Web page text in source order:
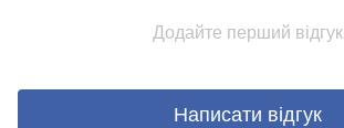
Додайте перший відгук
Написати відгук